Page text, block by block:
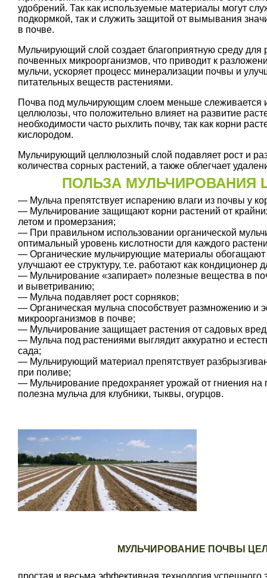
удобрений. Так как используемые материалы могут
подкормкой, так и служить защитой от вымывания
в почве.
Мульчирующий слой создает благоприятную среду для
почвенных микроорганизмов, что приводит к
мульчи, ускоряет процесс минерализации почвы и
питательных веществ растениями.
Почва под мульчирующим слоем меньше слеживается и
целлюлозы, что положительно влияет на развитие
необходимости часто рыхлить почву, так как корни
кислородом.
Мульчирующий целлюлозный слой подавляет рост и
количества сорных растений, а также облегчает
ПОЛЬЗА МУЛЬЧИРОВАНИЯ
— Мульча препятствует испарению влаги из почвы у
— Мульчирование защищают корни растений от
летом и промерзания;
— При правильном использовании органической
оптимальный уровень кислотности для каждого
— Органические мульчирующие материалы
улучшают ее структуру, т.е. работают как кондиционер
— Мульчирование «запирает» полезные вещества в
и выветриванию;
— Мульча подавляет рост сорняков;
— Органическая мульча способствует размножению и
микроорганизмов в почве;
— Мульчирование защищает растения от садовых
— Мульча под растениями выглядит аккуратно и
сада;
— Мульчирующий материал препятствует
при поливе;
— Мульчирование предохраняет урожай от гниения на
полезна мульча для клубники, тыквы, огурцов.
МУЛЬЧИРОВАНИЕ ПОЧВЫ